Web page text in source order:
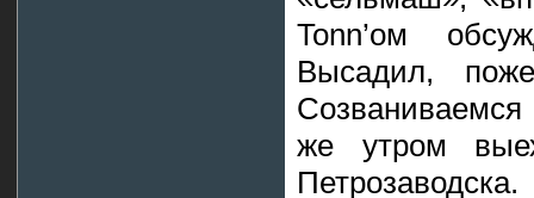
Tonn’ом
Высадил,
же утром